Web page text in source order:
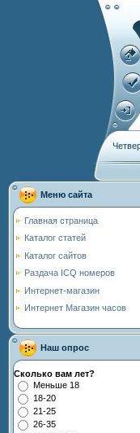
Меню сайта
Главная страница
Каталог статей
Каталог сайтов
Раздача ICQ номеров
Интернет-магазин
Интернет Магазин часов
Наш опрос
Сколько вам лет?
Меньше 18
18-20
21-25
26-35